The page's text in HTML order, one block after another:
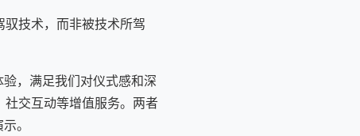
技术，而非被技术所驾
，满足我们对仪式感和深
交互动等增值服务。两者
。